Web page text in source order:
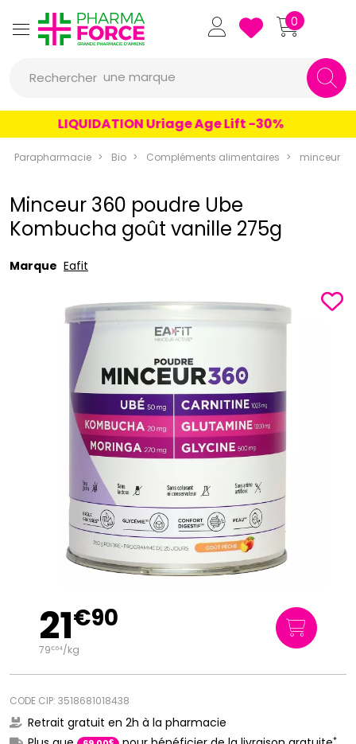
Pharmaforce Grande Pharmacie
0
Rechercher
un produit
une marque
LIQUIDATION Uriage Age Lift -30%
Parapharmacie Bio Compléments alimentaires minceur
Minceur 360 poudre Ube
Kombucha goût vanille 275g
Marque Eafit
21€90
79€64/kg
CODE CIP: 3518681018438
Retrait gratuit en 2h à la pharmacie
€ *